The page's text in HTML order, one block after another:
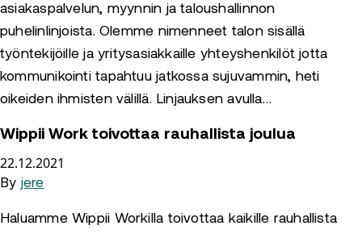
asiakaspalvelun, myynnin ja taloushallinnon
puhelinlinjoista. Olemme nimenneet talon sisällä
työntekijöille ja yritysasiakkaille yhteyshenkilöt jotta
kommunikointi tapahtuu jatkossa sujuvammin, heti
oikeiden ihmisten välillä. Linjauksen avulla…
Wippii Work toivottaa rauhallista joulua
22.12.2021
By jere
Haluamme Wippii Workilla toivottaa kaikille rauhallista